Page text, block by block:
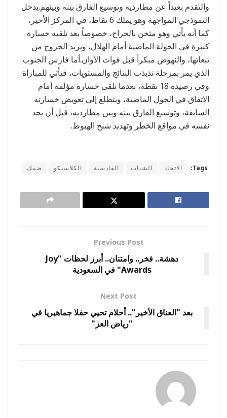
والتقدم بعيداً عن مطارديه وتوسيع الفارق بينه وبينهم.يدخل
النموذجي المواجهة وهو يملك 6 نقاط، في المركز اﻷخير،
كما أنه يأتي وهو مثخن بالجراح، خصوصاً بعد تلقيه خسارة
كبيرة في الجولة الماضية أمام الهلال، ويريد الخروج من
تبعاتها، والنهوض مبكراً قبل فوات اﻵوان.أما فارس الجنوب
الذي يمر بمرحلة تذبذب النتائج والمستويات، فيأتي للمباراة
وفي رصيده 18 نقطة، بعدما تلقى خسارة مؤلمة أمام
الاتفاق في الجول الماضية، ويتطلع إلى تعويض خسارته
السابقة، وتوسيع الفارق بينه وبين مطارديه، قبل أن يجد
نفسه في مواقع الخطر وتهديد شبح الهبوط.
Tags: الاتحاد الشباب القادسية الكلاسيكو ضمك
Previous Post
دهشة.. فخر.. وامتنان.. أبرز لحظات "Joy
Awards" في السعودية
Next Post
بعد "العناق الأخير".. أحلام تحيي حفلا جماهيريا في
"رياض العز"